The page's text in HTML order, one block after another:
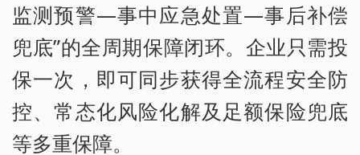
监测预警—事中应急处置—事后补偿
兜底”的全周期保障闭环。企业只需投
保一次，即可同步获得全流程安全防
控、常态化风险化解及足额保险兜底
等多重保障。